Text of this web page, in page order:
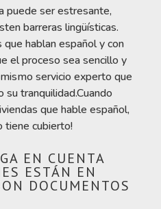
puede ser estresante,
barreras lingüísticas.
hablan español y con
el proceso sea sencillo y
servicio experto que
tranquilidad.Cuando
que hable español,
tiene cubierto!
EN CUENTA
ESTÁN EN
DOCUMENTOS